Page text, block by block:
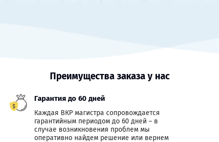
Преимущества заказа у нас
Гарантия до 60 дней
Каждая ВКР магистра сопровождается
гарантийным периодом до 60 дней – в
случае возникновения проблем мы
оперативно найдем решение или вернем